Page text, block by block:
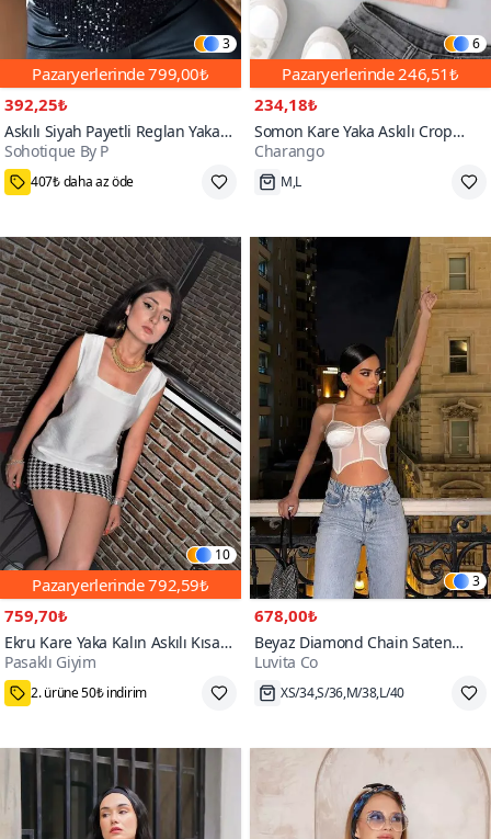
3
Pazaryerlerinde799,00₺
392,25₺
Askılı Siyah Payetli Reglan Yaka
Bluz
Sohotique By P
9000+
407₺ daha az öde
6
Pazaryerlerinde246,51₺
234,18₺
Somon Kare Yaka Askılı Crop
Atlet
Charango
M,L
10
Pazaryerlerinde792,59₺
759,70₺
Ekru Kare Yaka Kalın Askılı Kısa
Kollu Keten Beyaz Bluz
Pasaklı Giyim
700+
2. ürüne 50₺ indirim
3
678,00₺
Beyaz Diamond Chain Saten
Korse Crop
Luvita Co
XS/34,S/36,M/38,L/40